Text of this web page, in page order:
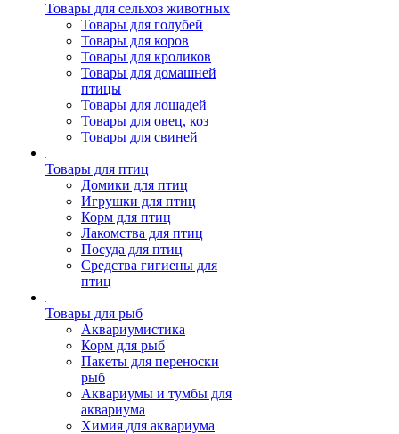
Товары для сельхоз животных
Товары для голубей
Товары для коров
Товары для кроликов
Товары для домашней
птицы
Товары для лошадей
Товары для овец, коз
Товары для свиней
Товары для птиц
Домики для птиц
Игрушки для птиц
Корм для птиц
Лакомства для птиц
Посуда для птиц
Средства гигиены для
птиц
Товары для рыб
Аквариумистика
Корм для рыб
Пакеты для переноски
рыб
Аквариумы и тумбы для
аквариума
Химия для аквариума